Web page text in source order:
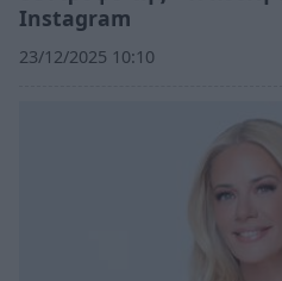
Instagram
23/12/2025 10:10